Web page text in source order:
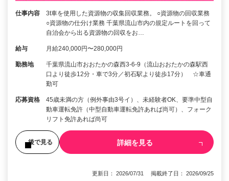
仕事内容
3t車を使用した資源物の収集回収業務。 ○資源物の回収業務
○資源物の仕分け業務 千葉県流山市内の規定ルートを回って
自治会から出る資源物の回収をお…
給与 月給240,000円〜280,000円
勤務地
千葉県流山市おおたかの森西3-6-9（流山おおたかの森駅西
口より徒歩12分・車で3分／初石駅より徒歩17分） ☆車通
勤可
応募資格
45歳未満の方（例外事由3号イ）、未経験者OK、要準中型自
動車運転免許（中型自動車運転免許あれば尚可）、フォーク
リフト免許あれば尚可
後で見る 詳細を見る
更新日： 2026/07/31 掲載終了日： 2026/09/25